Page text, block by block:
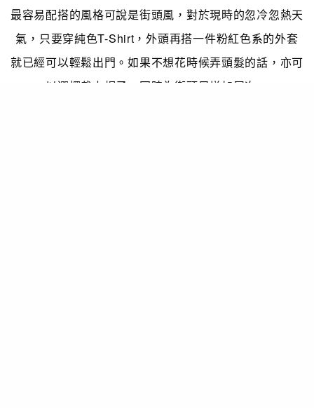
最容易配搭的風格可說是街頭風，對於現時的忽冷忽熱天
氣，只要穿純色T-Shirt，外頭再搭一件粉紅色系的外套
就已經可以輕鬆出門。如果不想花時候弄頭髮的話，亦可
以選擇戴上帽子，同時為街頭風增加層次。